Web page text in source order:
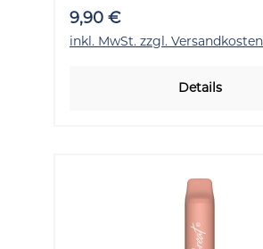
9,90 €
inkl. MwSt. zzgl. Versandkosten
Details